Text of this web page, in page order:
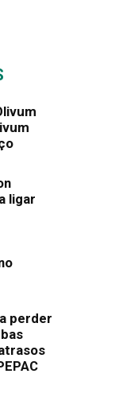
ligar
perder